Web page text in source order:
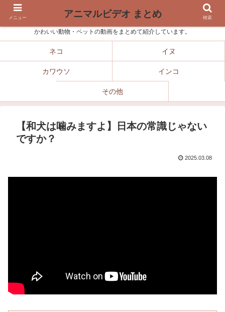
かわいい動物・ペットの動画をまとめて紹介しています。
ネコ イヌ
カワウソ インコ
その他
【和犬は噛みますよ】日本の常識じゃない
ですか？
2025.03.08
メニュー アニマルビデオ まとめ 検索